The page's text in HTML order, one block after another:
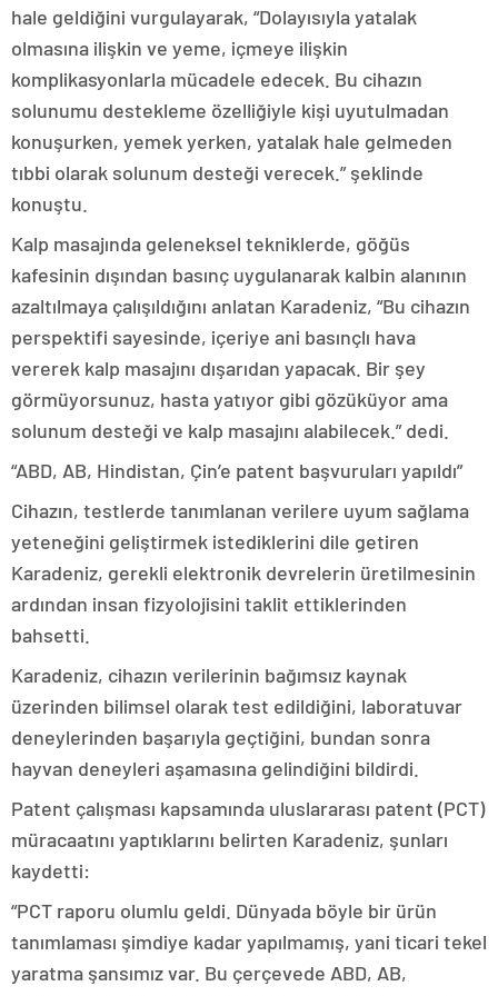
hale geldiğini vurgulayarak, “Dolayısıyla yatalak
olmasına ilişkin ve yeme, içmeye ilişkin
komplikasyonlarla mücadele edecek. Bu cihazın
solunumu destekleme özelliğiyle kişi uyutulmadan
konuşurken, yemek yerken, yatalak hale gelmeden
tıbbi olarak solunum desteği verecek.” şeklinde
konuştu.
Kalp masajında geleneksel tekniklerde, göğüs
kafesinin dışından basınç uygulanarak kalbin alanının
azaltılmaya çalışıldığını anlatan Karadeniz, “Bu cihazın
perspektifi sayesinde, içeriye ani basınçlı hava
vererek kalp masajını dışarıdan yapacak. Bir şey
görmüyorsunuz, hasta yatıyor gibi gözüküyor ama
solunum desteği ve kalp masajını alabilecek.” dedi.
“ABD, AB, Hindistan, Çin’e patent başvuruları yapıldı”
Cihazın, testlerde tanımlanan verilere uyum sağlama
yeteneğini geliştirmek istediklerini dile getiren
Karadeniz, gerekli elektronik devrelerin üretilmesinin
ardından insan fizyolojisini taklit ettiklerinden
bahsetti.
Karadeniz, cihazın verilerinin bağımsız kaynak
üzerinden bilimsel olarak test edildiğini, laboratuvar
deneylerinden başarıyla geçtiğini, bundan sonra
hayvan deneyleri aşamasına gelindiğini bildirdi.
Patent çalışması kapsamında uluslararası patent (PCT)
müracaatını yaptıklarını belirten Karadeniz, şunları
kaydetti:
“PCT raporu olumlu geldi. Dünyada böyle bir ürün
tanımlaması şimdiye kadar yapılmamış, yani ticari tekel
yaratma şansımız var. Bu çerçevede ABD, AB,